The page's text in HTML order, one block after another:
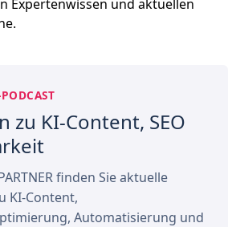
Expertenwissen und aktuellen
zu KI-Content, SEO
finden Sie aktuelle
KI-Content,
Automatisierung und